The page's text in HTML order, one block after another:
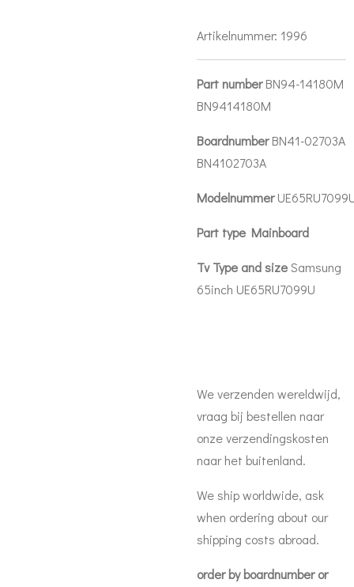
Artikelnummer: 1996
Part numberBN94-14180M
BN9414180M
BoardnumberBN41-02703A
BN4102703A
Modelnummer
Part type Mainboard
Tv Type and sizeSamsung
65inch UE65RU7099U
We verzenden wereldwijd,
vraag bij bestellen naar
onze verzendingskosten
naar het buitenland.
We ship worldwide, ask
when ordering about our
shipping costs abroad.
order by boardnumber or